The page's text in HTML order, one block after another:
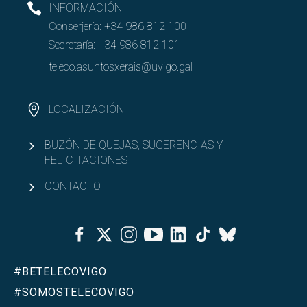
AbrirIgualdad y diversidad
AbrirAsociacionismo
INFORMACIÓN
Conserjería: +34 986 812 100
Secretaría: +34 986 812 101
teleco.asuntosxerais@uvigo.gal
LOCALIZACIÓN
BUZÓN DE QUEJAS, SUGERENCIAS Y
FELICITACIONES
CONTACTO
FacebookTwitterInstagramYoutubeLinkedinTiktok
Bluesky
#BETELECOVIGO
#SOMOSTELECOVIGO